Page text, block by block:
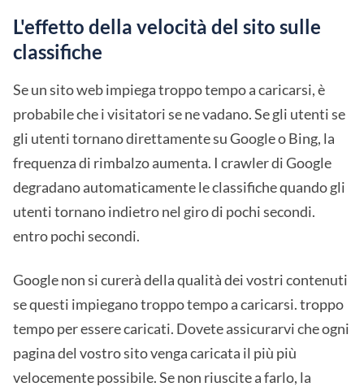
L'effetto della velocità del sito sulle
classifiche
Se un sito web impiega troppo tempo a caricarsi, è
probabile che i visitatori se ne vadano. Se gli utenti se
gli utenti tornano direttamente su Google o Bing, la
frequenza di rimbalzo aumenta. I crawler di Google
degradano automaticamente le classifiche quando gli
utenti tornano indietro nel giro di pochi secondi.
entro pochi secondi.
Google non si curerà della qualità dei vostri contenuti
se questi impiegano troppo tempo a caricarsi. troppo
tempo per essere caricati. Dovete assicurarvi che ogni
pagina del vostro sito venga caricata il più più
velocemente possibile. Se non riuscite a farlo, la